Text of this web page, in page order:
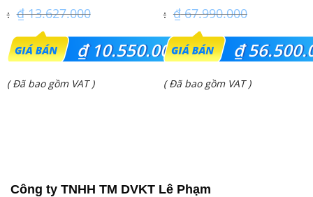
₫13.627.000
Giá
gốc
là:
₫10.550.000
Giá
( Đã bao gồm VAT )
₫67.990.000
Giá
gốc
là:
₫
Giá
( Đã bao gồm VAT )
Công ty TNHH TM DVKT Lê Phạm